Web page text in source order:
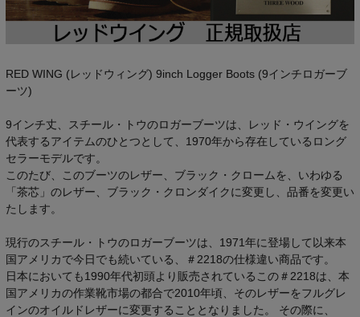
RED WING (レッドウィング) 9inch Logger Boots (9インチロガーブ
ーツ)
9インチ丈、スチール・トウのロガーブーツは、レッド・ウイングを
代表するアイテムのひとつとして、1970年から存在しているロング
セラーモデルです。
このたび、このブーツのレザー、ブラック・クロームを、いわゆる
「茶芯」のレザー、ブラック・クロンダイクに変更し、品番を変更い
たします。
現行のスチール・トウのロガーブーツは、1971年に登場して以来本
国アメリカで今日でも続いている、＃2218の仕様違い商品です。
日本においても1990年代初頭より販売されているこの＃2218は、本
国アメリカの作業靴市場の都合で2010年頃、そのレザーをフルグレ
インのオイルドレザーに変更することとなりました。 その際に、